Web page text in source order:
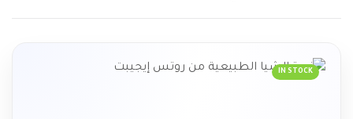
IN STOCK